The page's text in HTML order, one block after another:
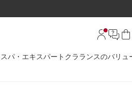
スパ・エキスパート クラランスのバリュ